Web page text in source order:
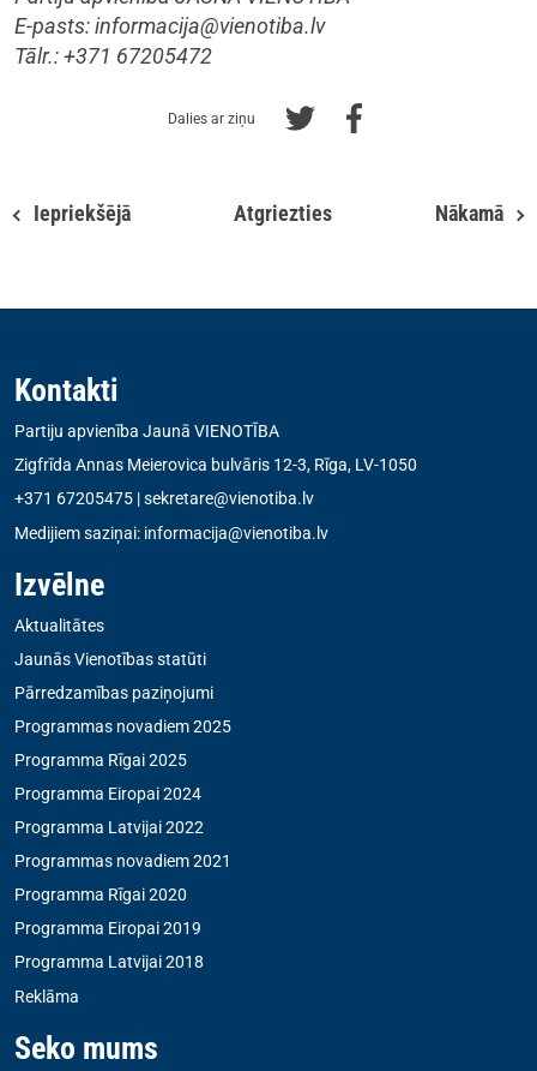
E-pasts:informacija@vienotiba.lv
Tālr.: +371 67205472
Dalies ar ziņu
Iepriekšējā Atgriezties Nākamā
Kontakti
Partiju apvienība Jaunā VIENOTĪBA
Zigfrīda Annas Meierovica bulvāris 12-3, Rīga, LV-1050
+371 67205475 |sekretare@vienotiba.lv
Medijiem saziņai: informacija@vienotiba.lv
Izvēlne
Aktualitātes
Jaunās Vienotības statūti
Pārredzamības paziņojumi
Programmas novadiem 2025
Programma Rīgai 2025
Programma Eiropai 2024
Programma Latvijai 2022
Programmas novadiem 2021
Programma Rīgai 2020
Programma Eiropai 2019
Programma Latvijai 2018
Reklāma
Seko mums